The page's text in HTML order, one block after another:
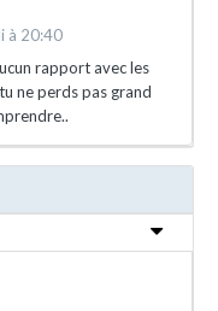
à 20:40
rapport avec les
ne perds pas grand